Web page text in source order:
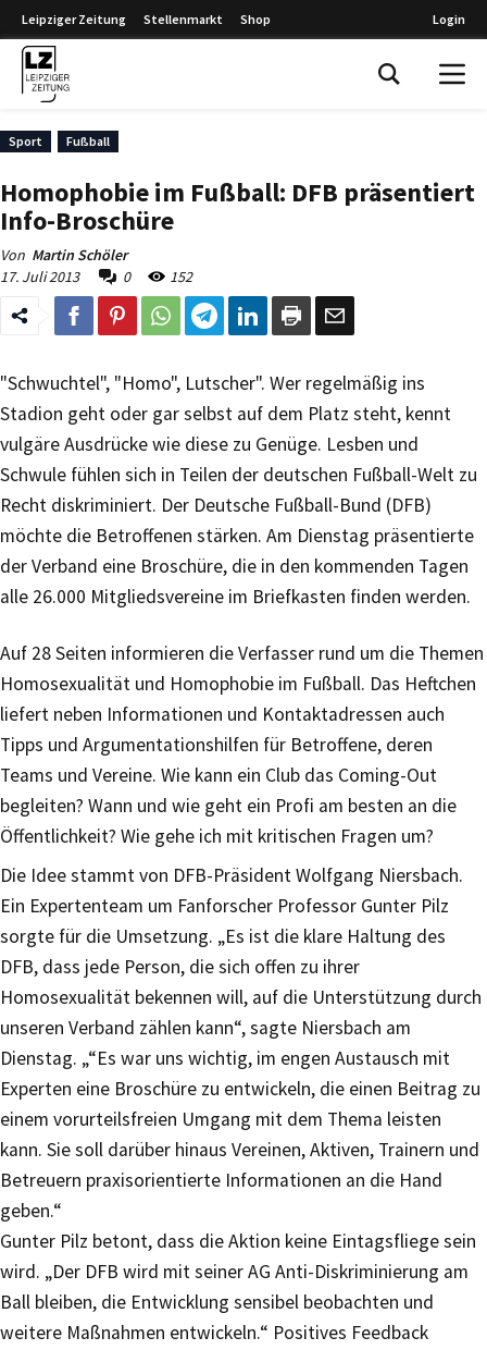
Leipziger Zeitung Stellenmarkt Shop Login
Sport Fußball
Homophobie im Fußball: DFB präsentiert
Info-Broschüre
Von Martin Schöler
17. Juli 2013
0 152
"Schwuchtel", "Homo", Lutscher". Wer regelmäßig ins
Stadion geht oder gar selbst auf dem Platz steht, kennt
vulgäre Ausdrücke wie diese zu Genüge. Lesben und
Schwule fühlen sich in Teilen der deutschen Fußball-Welt zu
Recht diskriminiert. Der Deutsche Fußball-Bund (DFB)
möchte die Betroffenen stärken. Am Dienstag präsentierte
der Verband eine Broschüre, die in den kommenden Tagen
alle 26.000 Mitgliedsvereine im Briefkasten finden werden.
Auf 28 Seiten informieren die Verfasser rund um die Themen
Homosexualität und Homophobie im Fußball. Das Heftchen
liefert neben Informationen und Kontaktadressen auch
Tipps und Argumentationshilfen für Betroffene, deren
Teams und Vereine. Wie kann ein Club das Coming-Out
begleiten? Wann und wie geht ein Profi am besten an die
Öffentlichkeit? Wie gehe ich mit kritischen Fragen um?
Die Idee stammt von DFB-Präsident Wolfgang Niersbach.
Ein Expertenteam um Fanforscher Professor Gunter Pilz
sorgte für die Umsetzung. „Es ist die klare Haltung des
DFB, dass jede Person, die sich offen zu ihrer
Homosexualität bekennen will, auf die Unterstützung durch
unseren Verband zählen kann“, sagte Niersbach am
Dienstag. „“Es war uns wichtig, im engen Austausch mit
Experten eine Broschüre zu entwickeln, die einen Beitrag zu
einem vorurteilsfreien Umgang mit dem Thema leisten
kann. Sie soll darüber hinaus Vereinen, Aktiven, Trainern und
Betreuern praxisorientierte Informationen an die Hand
geben.“
Gunter Pilz betont, dass die Aktion keine Eintagsfliege sein
wird. „Der DFB wird mit seiner AG Anti-Diskriminierung am
Ball bleiben, die Entwicklung sensibel beobachten und
weitere Maßnahmen entwickeln.“ Positives Feedback